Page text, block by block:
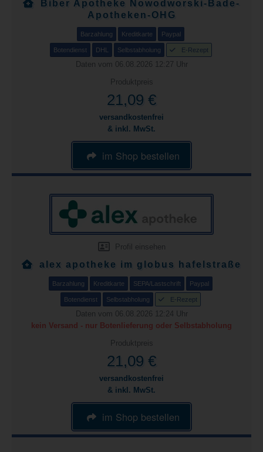
Biber Apotheke Nowodworski-Bade-
Apotheken-OHG
Barzahlung Kreditkarte Paypal
Botendienst DHL Selbstabholung E-Rezept
Daten vom 06.08.2026 12:27 Uhr
Produktpreis
21,09 €
versandkostenfrei
& inkl. MwSt.
im Shop bestellen
Profil einsehen
alex apotheke im globus hafelstraße
Barzahlung Kreditkarte SEPA/Lastschrift Paypal
Botendienst Selbstabholung E-Rezept
Daten vom 06.08.2026 12:24 Uhr
kein Versand - nur Botenlieferung oder Selbstabholung
Produktpreis
21,09 €
versandkostenfrei
& inkl. MwSt.
im Shop bestellen